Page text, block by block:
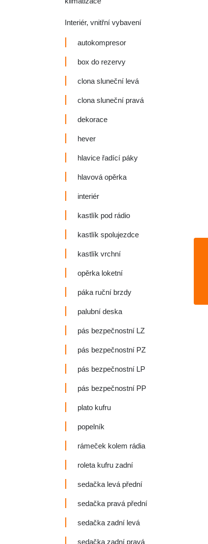
Interiér, vnitřní vybavení
autokompresor
box do rezervy
clona sluneční levá
clona sluneční pravá
dekorace
hever
hlavice řadící páky
hlavová opěrka
interiér
kastlík pod rádio
kastlík spolujezdce
kastlík vrchní
opěrka loketní
páka ruční brzdy
palubní deska
pás bezpečnostní LZ
pás bezpečnostní PZ
pás bezpečnostní LP
pás bezpečnostní PP
plato kufru
popelník
rámeček kolem rádia
roleta kufru zadní
sedačka levá přední
sedačka pravá přední
sedačka zadní levá
sedačka zadní pravá